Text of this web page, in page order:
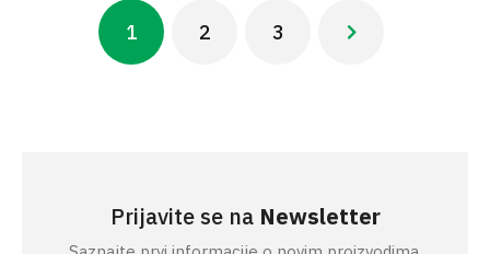
Pagination
Current
page
1 Page
2 Page
3
Next
Next ›
Prijavite se na Newsletter